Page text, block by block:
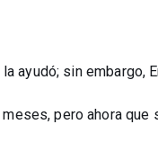
ayudó; sin embargo,
pero ahora